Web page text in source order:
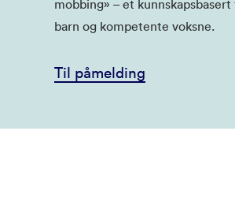
mobbing» – et
barn og kompetente voksne.
Til påmelding